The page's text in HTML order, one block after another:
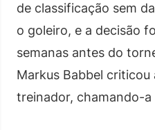
de classificação sem
o goleiro, e a decisão
semanas antes do
Markus Babbel criticou
treinador, chamando-a